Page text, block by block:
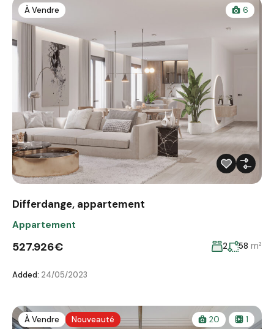
À Vendre 6
Differdange, appartement
Appartement
527.926€ 2 58 m²
Added: 24/05/2023
À Vendre Nouveauté 20 1